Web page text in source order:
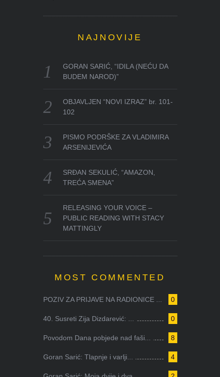
NAJNOVIJE
GORAN SARIĆ, “IDILA (NEĆU DA
BUDEM NAROD)”
OBJAVLJEN “NOVI IZRAZ” br. 101-
102
PISMO PODRŠKE ZA VLADIMIRA
ARSENIJEVIĆA
SRĐAN SEKULIĆ, “AMAZON,
TREĆA SMENA”
RELEASING YOUR VOICE –
PUBLIC READING WITH STACY
MATTINGLY
MOST COMMENTED
0
POZIV ZA PRIJAVE NA RADIONICE ...
0
40. Susreti Zija Dizdarević: ...
8
Povodom Dana pobjede nad faši...
4
Goran Sarić: Tlapnje i varlji...